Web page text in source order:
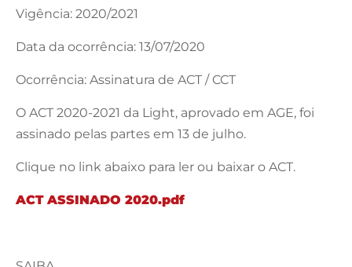
Vigência: 2020/2021
Data da ocorrência: 13/07/2020
Ocorrência: Assinatura de ACT / CCT
O ACT 2020-2021 da Light, aprovado em AGE, foi
assinado pelas partes em 13 de julho.
Clique no link abaixo para ler ou baixar o ACT.
ACT ASSINADO 2020.pdf